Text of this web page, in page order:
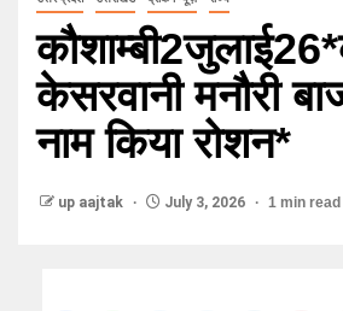
केसरवानी मनौरी
नाम किया रोशन*
up aajtak July 3, 2026 1 min read